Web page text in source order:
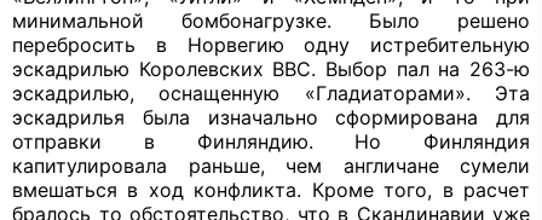
минимальной бомбонагрузке. Было решено
перебросить в Норвегию одну истребительную
эскадрилью Коро­левских ВВС. Выбор пал на 263-ю
эскад­рилью, оснащенную «Гладиаторами». Эта
эскадрилья была изначально сфор­мирована для
отправки в Финляндию. Но Финляндия
капитулировала раньше, чем англичане сумели
вмешаться в ход конф­ликта. Кроме того, в расчет
бралось то обстоятельство, что в Скандинавии уже